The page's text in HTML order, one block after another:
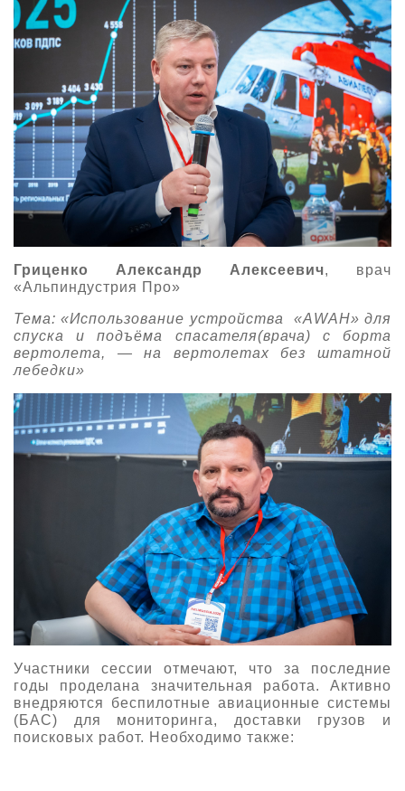
Гриценко Александр Алексеевич, врач
«Альпиндустрия Про»
Тема: «Использование устройства «AWAH» для
спуска и подъёма спасателя(врача) с борта
вертолета, — на вертолетах без штатной
лебедки»
Участники сессии отмечают, что за последние
годы проделана значительная работа. Активно
внедряются беспилотные авиационные системы
(БАС) для мониторинга, доставки грузов и
поисковых работ. Необходимо также: